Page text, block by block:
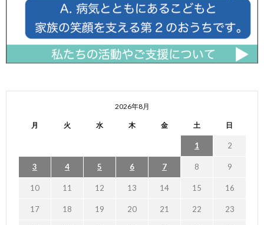
2026年8月
月 火 水 木 金 土 日
1 2
3 4 5 6 7 8 9
10 11 12 13 14 15 16
17 18 19 20 21 22 23